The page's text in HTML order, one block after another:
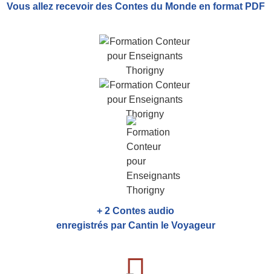
Vous allez recevoir des Contes du Monde en format PDF
+ 2 Contes audio
enregistrés par Cantin le Voyageur